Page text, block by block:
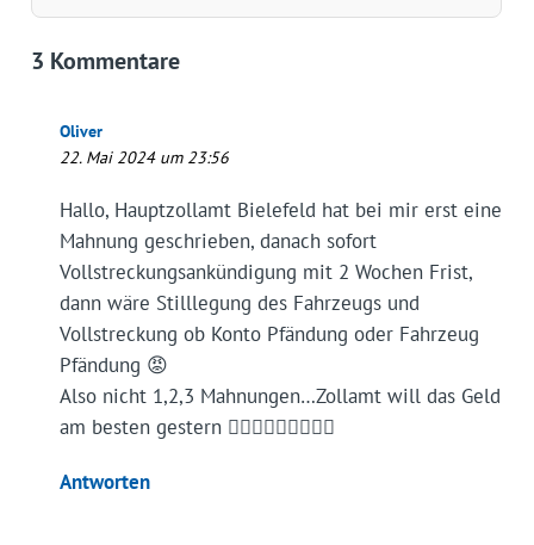
3 Kommentare
Oliver
22. Mai 2024 um 23:56
Hallo, Hauptzollamt Bielefeld hat bei mir erst eine
Mahnung geschrieben, danach sofort
Vollstreckungsankündigung mit 2 Wochen Frist,
dann wäre Stilllegung des Fahrzeugs und
Vollstreckung ob Konto Pfändung oder Fahrzeug
Pfändung 😡
Also nicht 1,2,3 Mahnungen…Zollamt will das Geld
am besten gestern 🤦🏻‍♂️🤦🏻‍♂️🤦🏻‍♂️
Antworten